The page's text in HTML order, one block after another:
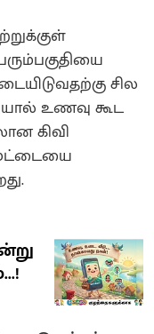
சில
உணவு கூட
கிவி